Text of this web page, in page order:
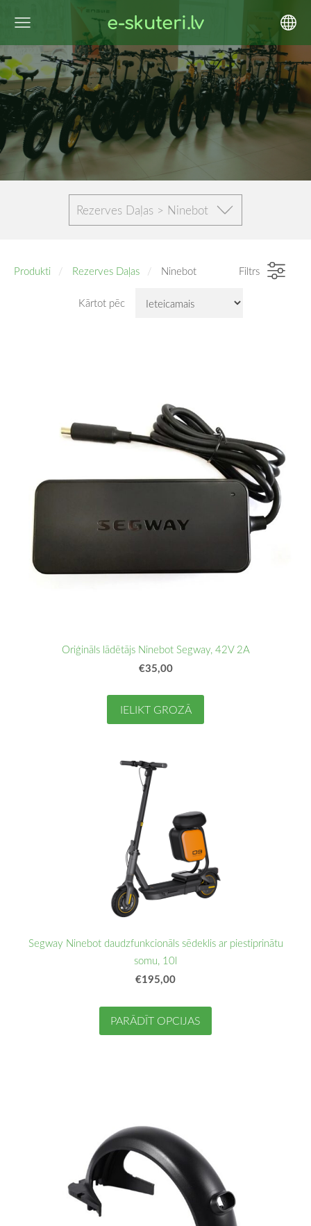
e-skuteri.lv
Rezerves Daļas > Ninebot
Produkti Rezerves Daļas Ninebot Filtrs
Kārtot pēc
Oriģināls lādētājs Ninebot Segway, 42V 2A
€35,00
IELIKT GROZĀ
Segway Ninebot daudzfunkcionāls sēdeklis ar piestiprinātu
somu, 10l
€195,00
PARĀDĪT OPCIJAS